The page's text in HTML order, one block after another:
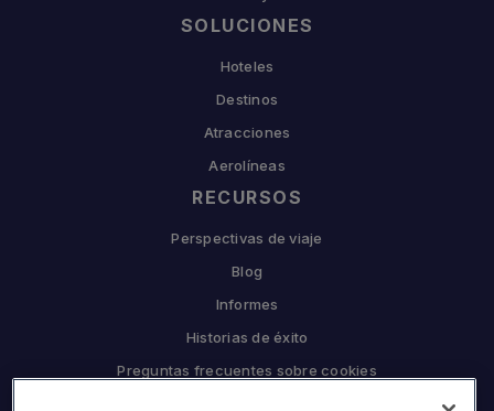
SOLUCIONES
Hoteles
Destinos
Atracciones
Aerolíneas
RECURSOS
Perspectivas de viaje
Blog
Informes
Historias de éxito
Preguntas frecuentes sobre cookies